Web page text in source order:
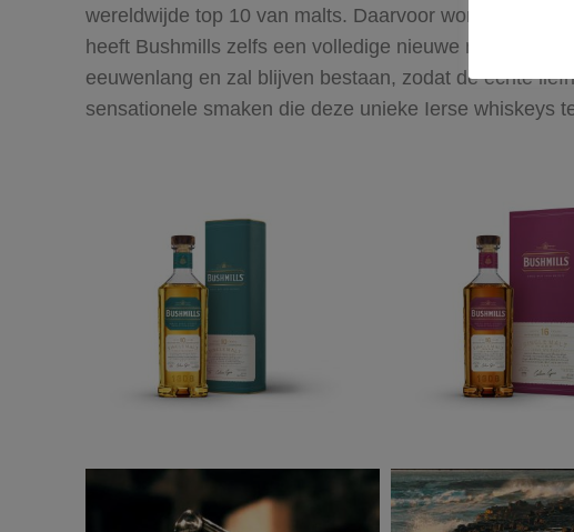
wereldwijde top 10 van malts. Daarvoor wordt niet
heeft Bushmills zelfs een volledige nieuwe malts
eeuwenlang en zal blijven bestaan, zodat de echte
sensationele smaken die deze unieke Ierse whiskeys